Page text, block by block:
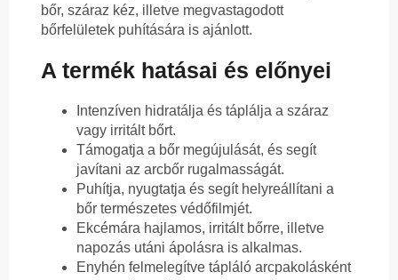
bőr, száraz kéz, illetve megvastagodott
bőrfelületek puhítására is ajánlott.
A termék hatásai és előnyei
Intenzíven hidratálja és táplálja a száraz
vagy irritált bőrt.
Támogatja a bőr megújulását, és segít
javítani az arcbőr rugalmasságát.
Puhítja, nyugtatja és segít helyreállítani a
bőr természetes védőfilmjét.
Ekcémára hajlamos, irritált bőrre, illetve
napozás utáni ápolásra is alkalmas.
Enyhén felmelegítve tápláló arcpakolásként